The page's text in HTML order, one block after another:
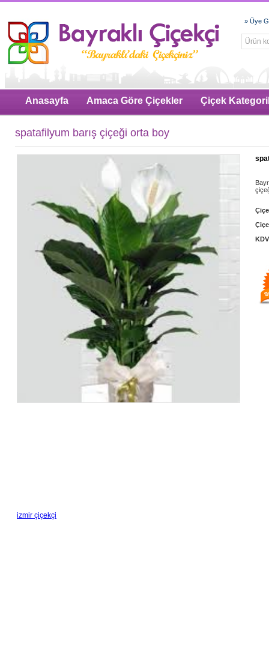
Anasayfa Amaca Göre Çiçekler Çiçek
» Üye
spatafilyum barış çiçeği orta boy
izmir çiçekçi